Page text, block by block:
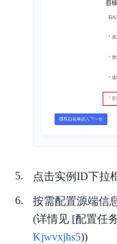
点击实例ID下拉
按需配置源端信
(详情见 [配置任
Kjwvxjhs5))